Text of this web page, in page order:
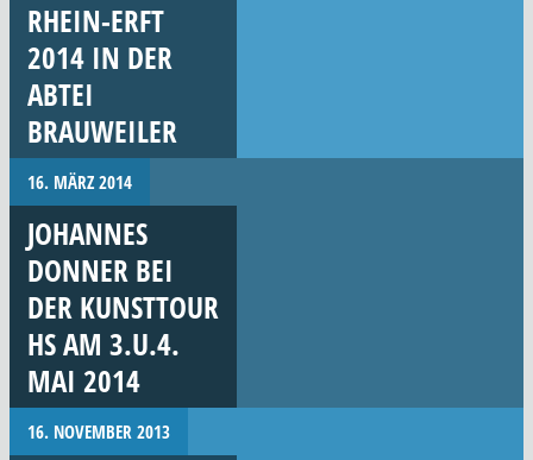
RHEIN-ERFT
2014 IN DER
ABTEI
BRAUWEILER
16. MÄRZ 2014
JOHANNES
DONNER BEI
DER KUNSTTOUR
HS AM 3.U.4.
MAI 2014
16. NOVEMBER 2013